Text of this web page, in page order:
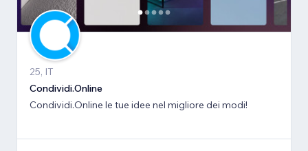
25, IT
Condividi.Online
Condividi.Online le tue idee nel migliore dei modi!